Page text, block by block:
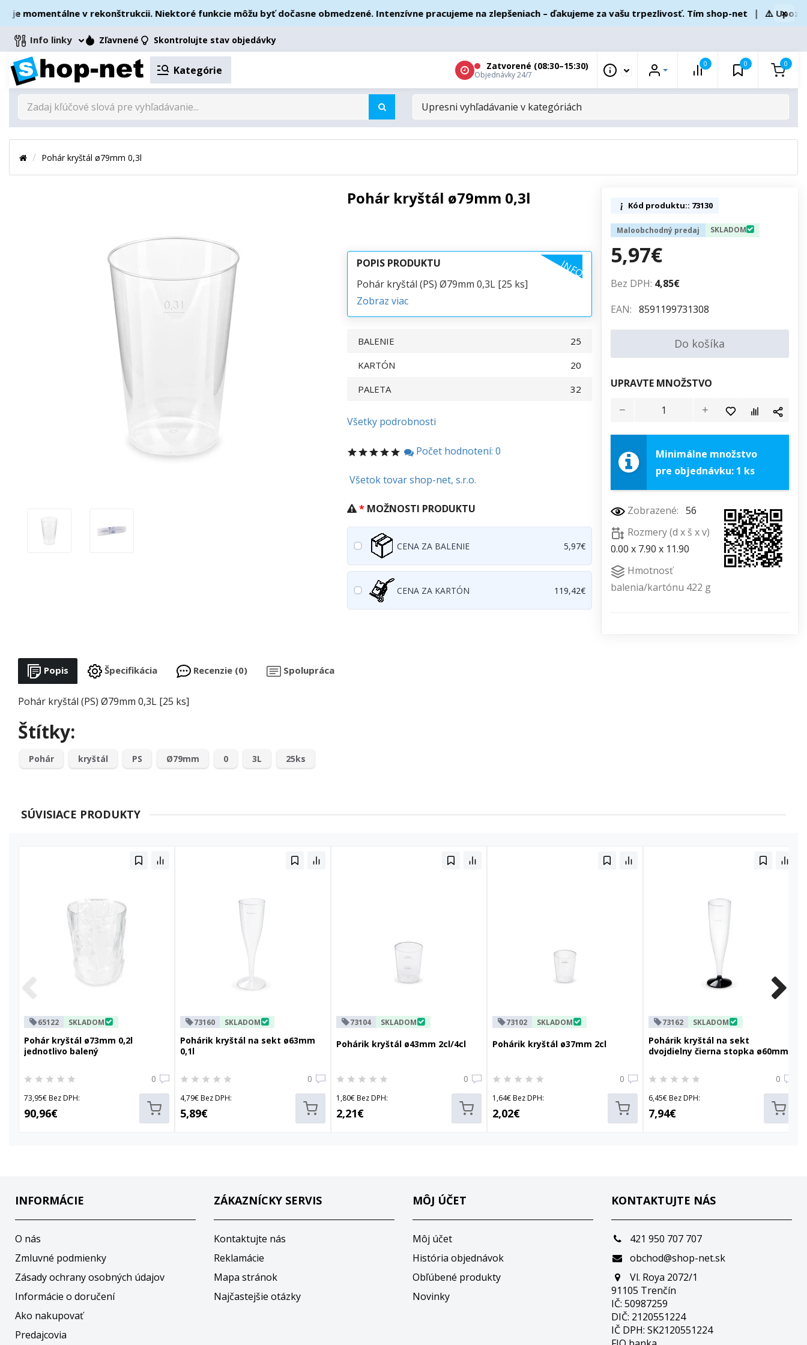
momentálne v rekonštrukcii. Niektoré funkcie môžu byť dočasne obmedzené. Intenzívne pracujeme na zlepšeniach – ďakujeme za vašu trpezlivosť. Tím shop-net❘ ⚠️ ×
Info linky Zľavnené Skontrolujte stav objedávky
Kategórie Zatvorené (08:30–15:30)
Objednávky 24/7
0 0 0
UPRESNI
VYHĽADÁVANIE
Pohár kryštál ø79mm 0,3l
Pohár kryštál ø79mm 0,3l
POPIS PRODUKTU INFO
Pohár kryštál (PS) Ø79mm 0,3L [25 ks]
Zobraz viac
BALENIE
25
KARTÓN
20
PALETA
32
Všetky podrobnosti
Počet hodnotení: 0
Všetok tovar shop-net, s.r.o.
MOŽNOSTI PRODUKTU
CENA ZA BALENIE 5,97€
CENA ZA KARTÓN 119,42€
Kód produktu:: 73130
Maloobchodný predaj SKLADOM
5,97€
Bez DPH: 4,85€
EAN: 8591199731308
Do košíka
UPRAVTE MNOŽSTVO
Minimálne množstvo
pre objednávku: 1 ks
Zobrazené: 56
Rozmery (d x š x v)
0.00 x 7.90 x 11.90
Hmotnosť
balenia/kartónu 422 g
Popis Špecifikácia Recenzie (0) Spolupráca
Pohár kryštál (PS) Ø79mm 0,3L [25 ks]
Štítky:
Pohár kryštál PS Ø79mm 0 3L 25ks
SÚVISIACE PRODUKTY
65122 SKLADOM
Pohár kryštál ø73mm 0,2l
jednotlivo balený
0
73,95€ Bez DPH:
90,96€
73160 SKLADOM
Pohárik kryštál na sekt ø63mm
0,1l
0
4,79€ Bez DPH:
5,89€
73104 SKLADOM
Pohárik kryštál ø43mm 2cl/4cl
0
1,80€ Bez DPH:
2,21€
73102 SKLADOM
Pohárik kryštál ø37mm 2cl
0
1,64€ Bez DPH:
2,02€
73162 SKLADOM
Pohárik kryštál na sekt
dvojdielny čierna stopka ø60mm
0
6,45€ Bez DPH:
7,94€
INFORMÁCIE
O nás
Zmluvné podmienky
Zásady ochrany osobných údajov
Informácie o doručení
Ako nakupovať
Predajcovia
ZÁKAZNÍCKY SERVIS
Kontaktujte nás
Reklamácie
Mapa stránok
Najčastejšie otázky
MÔJ ÚČET
Môj účet
História objednávok
Obľúbené produkty
Novinky
KONTAKTUJTE NÁS
421 950 707 707
obchod@shop-net.sk
Vl. Roya 2072/1
91105 Trenčín
IČ: 50987259
DIČ: 2120551224
IČ DPH: SK2120551224